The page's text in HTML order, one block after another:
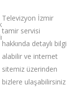
Televizyon İzmir
tamir servisi
hakkında detaylı bilgi
alabilir ve internet
sitemiz üzerinden
bizlere ulaşabilirsiniz